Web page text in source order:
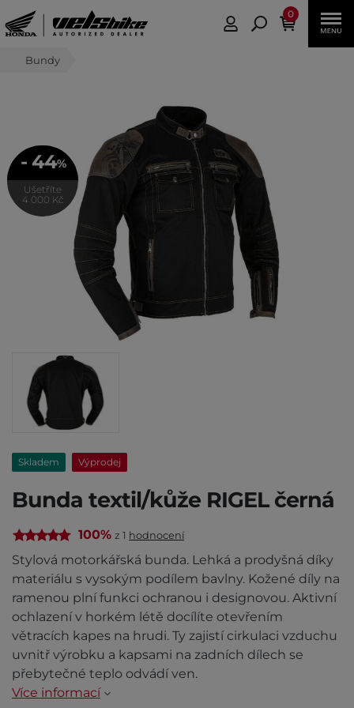
0
Bundy
- 44%
Ušetříte
4 000 Kč
Skladem Výprodej
Bunda textil/kůže RIGEL černá
100% z 1 hodnocení
Stylová motorkářská bunda. Lehká a prodyšná díky
materiálu s vysokým podílem bavlny. Kožené díly na
ramenou plní funkci ochranou i designovou. Aktivní
ochlazení v horkém létě docílíte otevřením
větracích kapes na hrudi. Ty zajistí cirkulaci vzduchu
uvnitř výrobku a kapsami na zadních dílech se
přebytečné teplo odvádí ven.
Více informací